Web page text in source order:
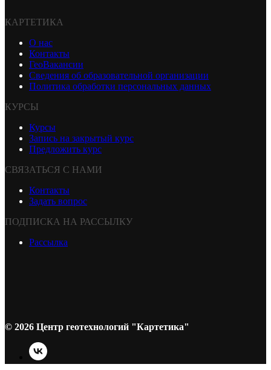
КАРТЕТИКА
О нас
Контакты
ГеоВакансии
Сведения об образовательной организации
Политика обработки персональных данных
КУРСЫ
Курсы
Запись на закрытый курс
Предложить курс
СВЯЗАТЬСЯ С НАМИ
Контакты
Задать вопрос
ПОДПИСКА НА РАССЫЛКУ
Рассылка
© 2026 Центр геотехнологий "Картетика"